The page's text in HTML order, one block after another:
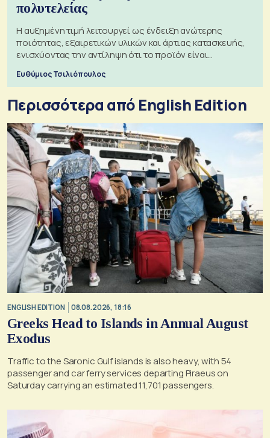
πολυτελείας
Η αυξημένη τιμή λειτουργεί ως ένδειξη ανώτερης
ποιότητας, εξαιρετικών υλικών και άρτιας κατασκευής,
ενισχύοντας την αντίληψη ότι το προϊόν είναι
Ευθύμιος Τσιλιόπουλος
Περισσότερα από English Edition
ENGLISH EDITION 08.08.2026, 18:16
Greeks Head to Islands in Annual August
Exodus
Traffic to the Saronic Gulf islands is also heavy, with 54
passenger and car ferry services departing Piraeus on
Saturday carrying an estimated 11,701 passengers.